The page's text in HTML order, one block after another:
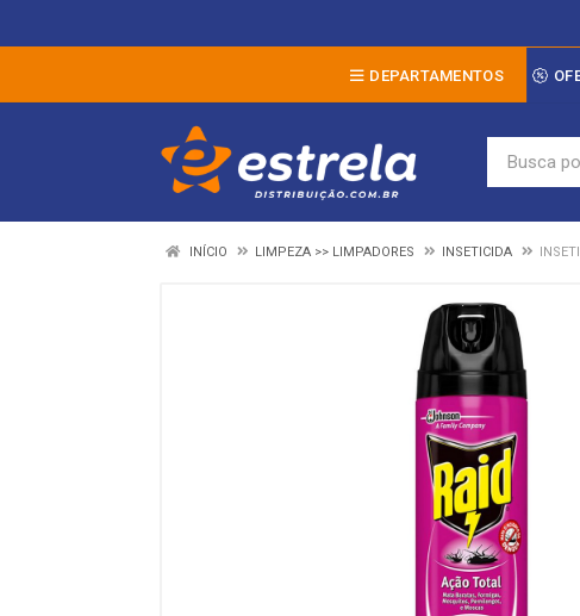
DEPARTAMENTOS
INÍCIO LIMPEZA >> LIMPADORES INSETICIDA